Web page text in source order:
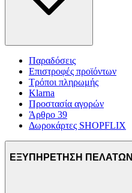
Παραδόσεις
Επιστροφές προϊόντων
Τρόποι πληρωμής
Klarna
Προστασία αγορών
Άρθρο 39
Δωροκάρτες SHOPFLIX
ΕΞΥΠΗΡΕΤΗΣΗ ΠΕΛΑΤΩΝ